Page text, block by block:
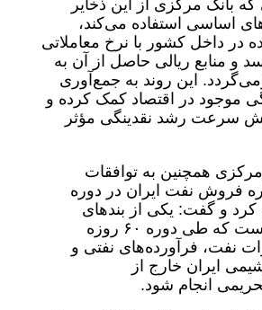
که بانک مرکزی از این ذخایر
اساسی استفاده می‌کند،
در داخل کشور با نرخ معاملاتی
منابع ریالی حاصل از آن به
این روند به جمع‌آوری
موجود در اقتصاد کمک کرده و
سرعت رشد نقدینگی مؤثر
همچنین به توافقات
فروش نفت ایران در دوره
کرد و گفت: یکی از بندهای
تفاهم‌نامه این است که طی دوره ۶۰ روزه
نفت، فرآورده‌های نفتی و
ایران خارج از
انجام شود.